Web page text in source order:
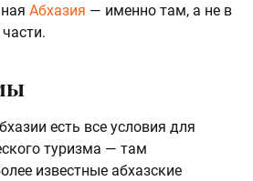
Абхазия — именно там, а не в
есть все условия для
туризма — там
известные абхазские